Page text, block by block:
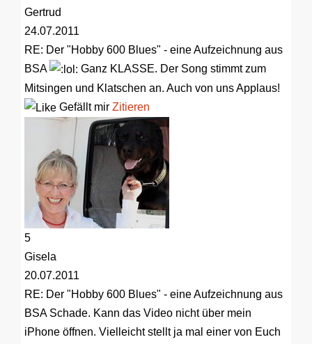
Gertrud
24.07.2011
RE: Der "Hobby 600 Blues" - eine Aufzeichnung aus
BSA
Ganz KLASSE. Der Song stimmt zum
Mitsingen und Klatschen an. Auch von uns Applaus!
Gefällt mir Zitieren
5
Gisela
20.07.2011
RE: Der "Hobby 600 Blues" - eine Aufzeichnung aus
BSASchade. Kann das Video nicht über mein
iPhone öffnen. Vielleicht stellt ja mal einer von Euch